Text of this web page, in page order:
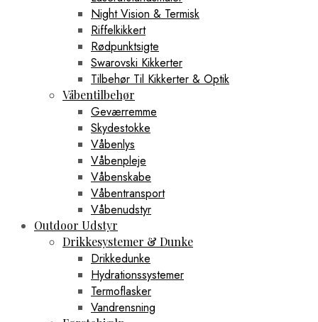
Night Vision & Termisk
Riffelkikkert
Rødpunktsigte
Swarovski Kikkerter
Tilbehør Til Kikkerter & Optik
Våbentilbehør
Geværremme
Skydestokke
Våbenlys
Våbenpleje
Våbenskabe
Våbentransport
Våbenudstyr
Outdoor Udstyr
Drikkesystemer & Dunke
Drikkedunke
Hydrationssystemer
Termoflasker
Vandrensning